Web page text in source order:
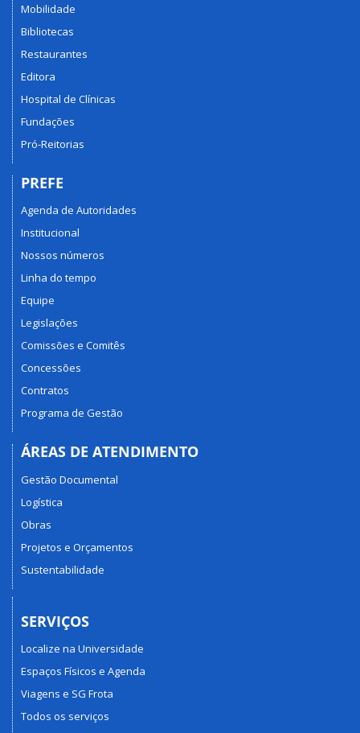
Mobilidade
Bibliotecas
Restaurantes
Editora
Hospital de Clínicas
Fundações
Pró-Reitorias
PREFE
Agenda de Autoridades
Institucional
Nossos números
Linha do tempo
Equipe
Legislações
Comissões e Comitês
Concessões
Contratos
Programa de Gestão
ÁREAS DE ATENDIMENTO
Gestão Documental
Logística
Obras
Projetos e Orçamentos
Sustentabilidade
SERVIÇOS
Localize na Universidade
Espaços Físicos e Agenda
Viagens e SG Frota
Todos os serviços